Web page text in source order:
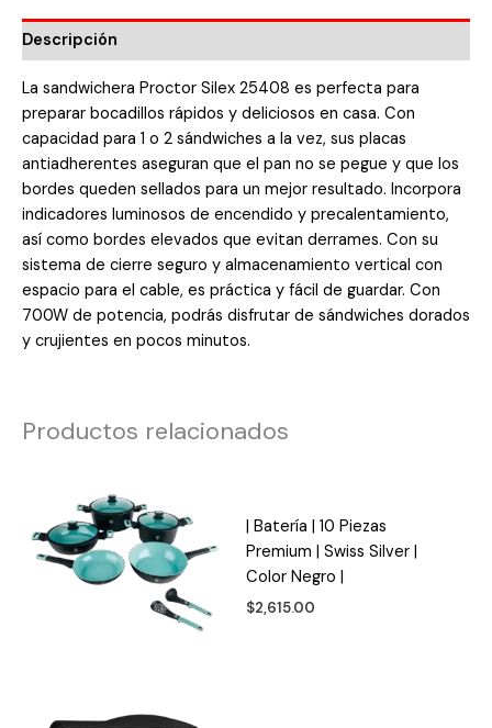
Descripción
La sandwichera Proctor Silex 25408 es perfecta para
preparar bocadillos rápidos y deliciosos en casa. Con
capacidad para 1 o 2 sándwiches a la vez, sus placas
antiadherentes aseguran que el pan no se pegue y que los
bordes queden sellados para un mejor resultado. Incorpora
indicadores luminosos de encendido y precalentamiento,
así como bordes elevados que evitan derrames. Con su
sistema de cierre seguro y almacenamiento vertical con
espacio para el cable, es práctica y fácil de guardar. Con
700W de potencia, podrás disfrutar de sándwiches dorados
y crujientes en pocos minutos.
Productos relacionados
| Batería | 10 Piezas
Premium | Swiss Silver |
Color Negro |
$2,615.00